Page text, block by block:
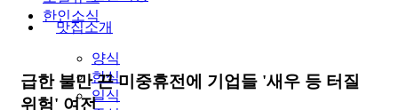
맛집소개
양식
한식
일식
한인소식
급한 불만 끈 미중휴전에 기업들 '새우 등 터질
위험' 여전